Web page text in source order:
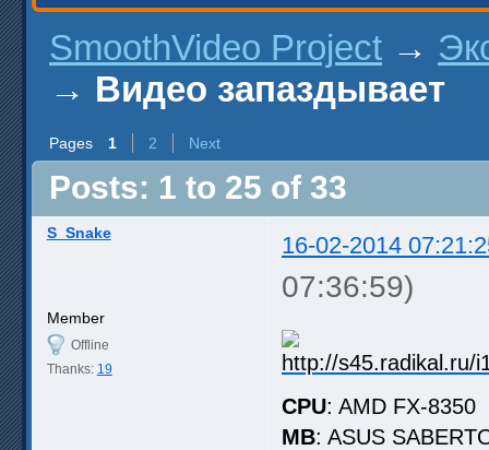
SmoothVideo Project →
→ Видео запаздывает
Pages 1 2 Next
Posts: 1 to 25 of 33
S_Snake 16-02-2014
07:36:59)
Member
Offline
Thanks: 19
CPU: AMD FX-8350
MB: ASUS